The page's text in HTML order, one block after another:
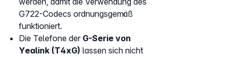
G722-Codecs ordnungsgemäß
funktioniert.
Die Telefone der G-Serie von
Yealink (T4xG) lassen sich nicht